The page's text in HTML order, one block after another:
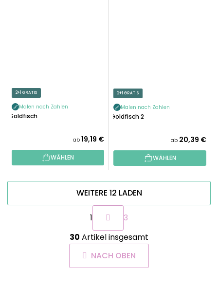
2+1 GRATIS
Malen nach Zahlen
Goldfisch
ab 19,19 €
WÄHLEN
2+1 GRATIS
Malen nach Zahlen
Goldfisch 2
ab 20,39 €
WÄHLEN
S
t
e
u
e
WEITERE 12 LADEN
P
a
g
i
n
i
e
1
3
30 Artikel insgesamt
NACH OBEN